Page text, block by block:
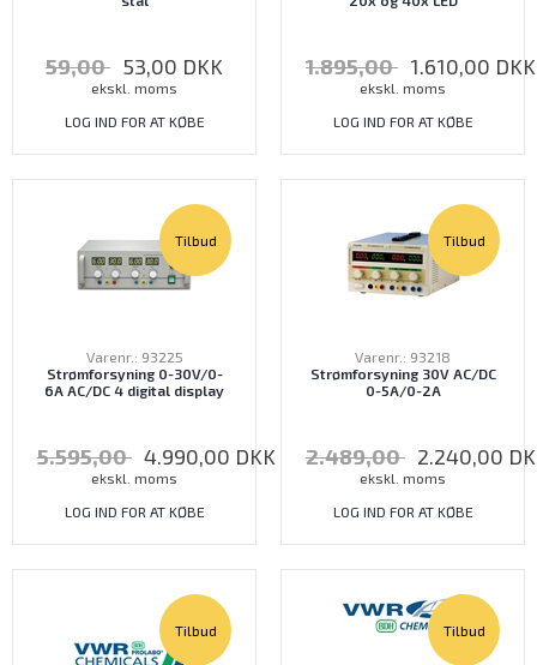
59,00 53,00 DKK
ekskl. moms
LOG IND FOR AT KØBE
1.895,00 1.610,00 DKK
ekskl. moms
LOG IND FOR AT KØBE
Tilbud
Varenr.: 93225
Strømforsyning 0-30V/0-
6A AC/DC 4 digital display
5.595,00 4.990,00 DKK
ekskl. moms
LOG IND FOR AT KØBE
Tilbud
Varenr.: 93218
Strømforsyning 30V AC/DC
0-5A/0-2A
2.489,00 2.240,00
ekskl. moms
LOG IND FOR AT KØBE
Tilbud Tilbud